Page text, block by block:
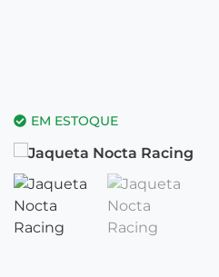
EM ESTOQUE